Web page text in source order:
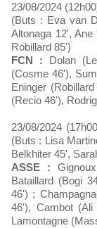
23/08/2024
(Buts : Eva van
Altonaga 12',
Robillard 85')
FCN : Dolan
(Cosme 46'),
Eninger
(Recio 46'),
23/08/2024
(Buts : Lisa
Belkhiter 45',
ASSE :
Bataillard (Bogi
46') ;
46'), Cambot
Lamontagne